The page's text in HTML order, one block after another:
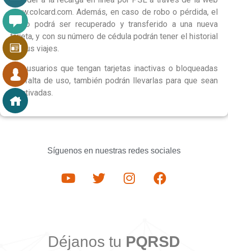
www.colcard.com. Además, en caso de robo o pérdida, el
saldo podrá ser recuperado y transferido a una nueva
tarjeta, y con su número de cédula podrán tener el historial
de sus viajes.
Los usuarios que tengan tarjetas inactivas o bloqueadas
por falta de uso, también podrán llevarlas para que sean
reactivadas.
Síguenos en nuestras redes sociales
Déjanos tu PQRSD